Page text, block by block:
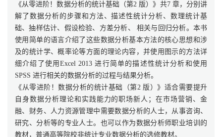
《从零进阶！数据分析的统计基础（第2 版）》共7 章，分别讲
解了数据分析的步骤和方法、描述性统计分析、数理统计基
础、抽样估计、假设检验、方差分析、 相关与回归分析。本书
使用简单的语言介绍了这些数据分析基本方法的核心思想和涉
及的统计学、概率论等方面的理论内容，并使用图示的方法详
细介绍了使用Excel 2013 进行简单的描述性统计分析和使用
SPSS 进行相关的数据分析的过程与结果分析。
《从零进阶！数据分析的统计基础（第2 版）》适合需要提升
自身数据分析理论和实践能力的职场新人；在市场营销、金
融、财务、人力资源管理中需要数据分析的人士，从事咨询、
研究、分析等的专业人士。也可以作为数据分析师职业培训的
教材，普通高等院校非统计专业数据分析的选修教材。